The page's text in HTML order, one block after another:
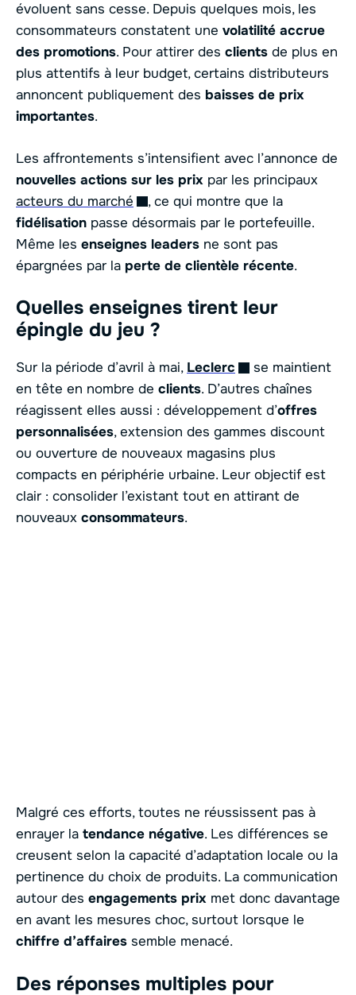
évoluent sans cesse. Depuis quelques mois, les
consommateurs constatent une volatilité accrue
des promotions. Pour attirer des clients de plus en
plus attentifs à leur budget, certains distributeurs
annoncent publiquement des baisses de prix
importantes.
Les affrontements s’intensifient avec l’annonce de
nouvelles actions sur les prix par les principaux
acteurs du marché
, ce qui montre que la
fidélisation passe désormais par le portefeuille.
Même les enseignes leaders ne sont pas
épargnées par la perte de clientèle récente.
Quelles enseignes tirent leur
épingle du jeu ?
Sur la période d’avril à mai, Leclerc
se maintient
en tête en nombre de clients. D’autres chaînes
réagissent elles aussi : développement d’offres
personnalisées, extension des gammes discount
ou ouverture de nouveaux magasins plus
compacts en périphérie urbaine. Leur objectif est
clair : consolider l’existant tout en attirant de
nouveaux consommateurs.
Malgré ces efforts, toutes ne réussissent pas à
enrayer la tendance négative. Les différences se
creusent selon la capacité d’adaptation locale ou la
pertinence du choix de produits. La communication
autour des engagements prix met donc davantage
en avant les mesures choc, surtout lorsque le
chiffre d’affaires semble menacé.
Des réponses multiples pour